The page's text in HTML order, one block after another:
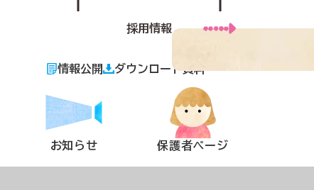
採用情報
情報公開 ダウンロード資料
お知らせ 保護者ページ